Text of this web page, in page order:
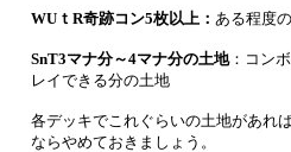
WUｔR奇跡コン5枚以上： ある程度
SnT3マナ分～4マナ分の土地：コン
レイできる分の土地
各デッキでこれぐらいの土地があれ
ならやめておきましょう。